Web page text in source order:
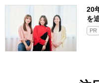
20
を
PR